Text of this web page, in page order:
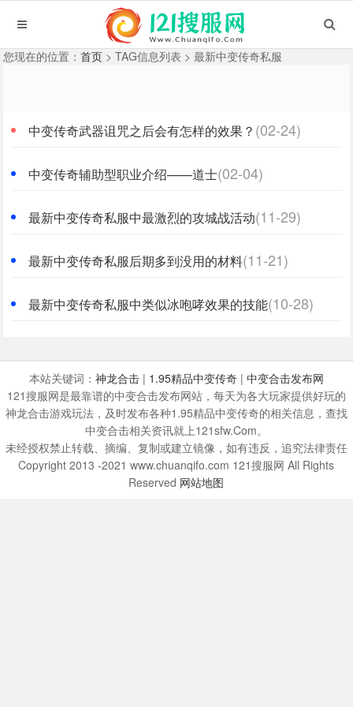
您现在的位置：首页 > TAG信息列表 > 最新中变传奇私服
中变传奇武器诅咒之后会有怎样的效果？ (02-24)
中变传奇辅助型职业介绍——道士(02-04)
最新中变传奇私服中最激烈的攻城战活动(11-29)
最新中变传奇私服后期多到没用的材料(11-21)
最新中变传奇私服中类似冰咆哮效果的技能(10-28)
本站关键词： 神龙合击| 1.95精品中变传奇| 中变合击发布网
121搜服网是最靠谱的中变合击发布网站，每天为各大玩家提供好玩的
神龙合击游戏玩法，及时发布各种1.95精品中变传奇的相关信息，查找
中变合击相关资讯就上121sfw.Com。
未经授权禁止转载、摘编、复制或建立镜像，如有违反，追究法律责任
Copyright 2013 -2021 www.chuanqifo.com 121搜服网 All Rights
Reserved 网站地图